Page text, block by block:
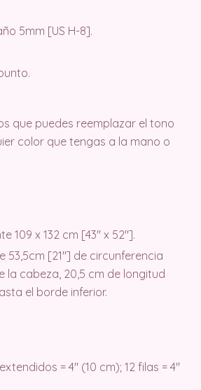
5mm [US H-8].
que puedes reemplazar el tono
color que tengas a la mano o
109 x 132 cm [43″ x 52″].
53,5cm [21″] de circunferencia
la cabeza, 20,5 cm de longitud
el borde inferior.
= 4″ (10 cm); 12 filas = 4″